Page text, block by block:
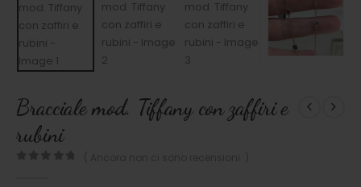
Bracciale mod. Tiffany con zaffiri e
rubini